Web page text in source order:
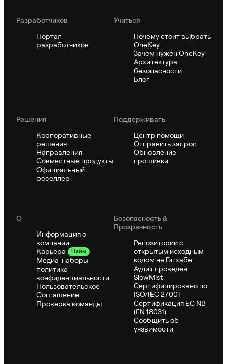
Pазработчиков
Портал
разработчиков
Учиться
Почему стоит выбрать
OneKey
Зачем нужен OneKey
Архитектура
безопасности
Блог
Решения
Корпоративные
решения
Направления
Совместные продукты
Официальный
реселлер
Поддерживать
Центр помощи
Отправить запрос
Обновление
прошивки
О
Информация о
компании
Карьера
Найм
Медиа-наборы
политика
конфиденциальности
Пользовательское
Соглашение
Проверка команды
Безопасность &
Прозрачность
Репозитории с
открытым исходным
кодом на Гитхабе
Аудит проведен
SlowMist
Сертифицировано по
ISO/IEC 27001
Сертификация ЕС NB
(EN 18031)
Сообщить об
уязвимости